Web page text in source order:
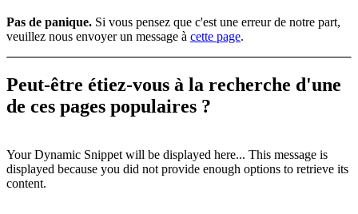
Pas de panique. Si vous pensez que c'est une erreur de notre part,
veuillez nous envoyer un message à cette page.
Peut-être étiez-vous à la recherche d'une
de ces pages populaires ?
Your Dynamic Snippet will be displayed here... This message is
displayed because you did not provide enough options to retrieve its
content.